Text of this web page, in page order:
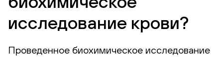
исследование крови?
Проведенное биохимическое исследование